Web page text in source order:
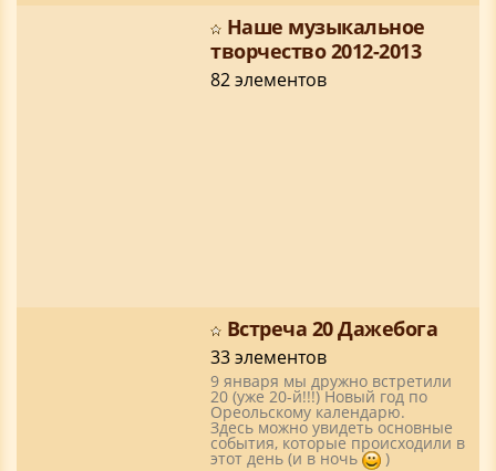
Наше музыкальное
творчество 2012-2013
82 элементов
Встреча 20 Дажебога
33 элементов
9 января мы дружно встретили
20 (уже 20-й!!!) Новый год по
Ореольскому календарю.
Здесь можно увидеть основные
события, которые происходили в
этот день (и в ночь )